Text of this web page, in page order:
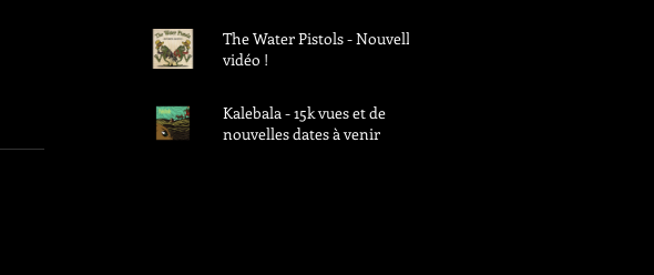
The Water Pistols - Nouvelle
vidéo !
Kalebala - 15k vues et de
nouvelles dates à venir